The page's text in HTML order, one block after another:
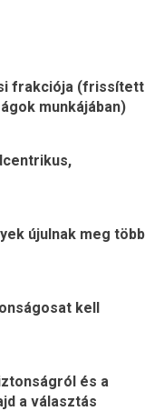
frakciója (frissített
munkájában)
újulnak meg több
kell
és a
a választás